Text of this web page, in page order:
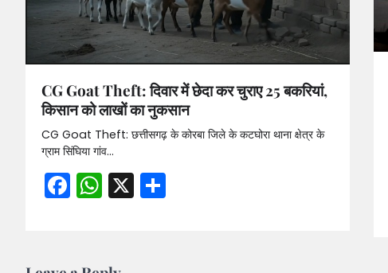
CG Goat Theft: दिवार में छेदा कर चुराए 25 बकरियां,
किसान को लाखों का नुकसान
CG Goat Theft: छत्तीसगढ़ के कोरबा जिले के कटघोरा थाना क्षेत्र के
ग्राम सिंघिया गांव…
Facebook
WhatsApp
X